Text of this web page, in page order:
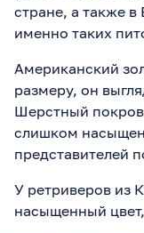
стране, а также в
именно таких
Американский
размеру, он
Шерстный
слишком
представителей
У ретриверов из
насыщенный